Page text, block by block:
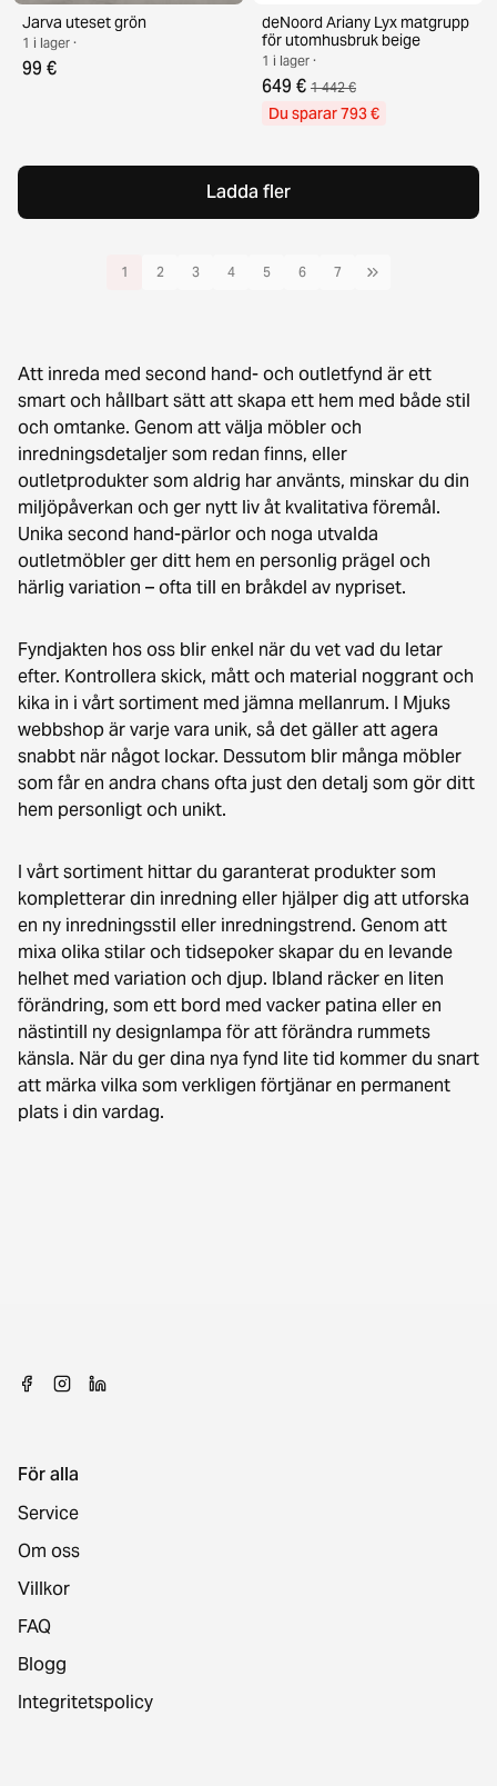
Jarva uteset grön
1 i lager ·
99 €
deNoord Ariany Lyx matgrupp
för utomhusbruk beige
1 i lager ·
649 € 1 442 €
Du sparar 793 €
Ladda fler
1 2 3 4 5 6 7
Att inreda med second hand- och outletfynd är ett
smart och hållbart sätt att skapa ett hem med både stil
och omtanke. Genom att välja möbler och
inredningsdetaljer som redan finns, eller
outletprodukter som aldrig har använts, minskar du din
miljöpåverkan och ger nytt liv åt kvalitativa föremål.
Unika second hand-pärlor och noga utvalda
outletmöbler ger ditt hem en personlig prägel och
härlig variation – ofta till en bråkdel av nypriset.
Fyndjakten hos oss blir enkel när du vet vad du letar
efter. Kontrollera skick, mått och material noggrant och
kika in i vårt sortiment med jämna mellanrum. I Mjuks
webbshop är varje vara unik, så det gäller att agera
snabbt när något lockar. Dessutom blir många möbler
som får en andra chans ofta just den detalj som gör ditt
hem personligt och unikt.
I vårt sortiment hittar du garanterat produkter som
kompletterar din inredning eller hjälper dig att utforska
en ny inredningsstil eller inredningstrend. Genom att
mixa olika stilar och tidsepoker skapar du en levande
helhet med variation och djup. Ibland räcker en liten
förändring, som ett bord med vacker patina eller en
nästintill ny designlampa för att förändra rummets
känsla. När du ger dina nya fynd lite tid kommer du snart
att märka vilka som verkligen förtjänar en permanent
plats i din vardag.
För alla
Service
Om oss
Villkor
FAQ
Blogg
Integritetspolicy